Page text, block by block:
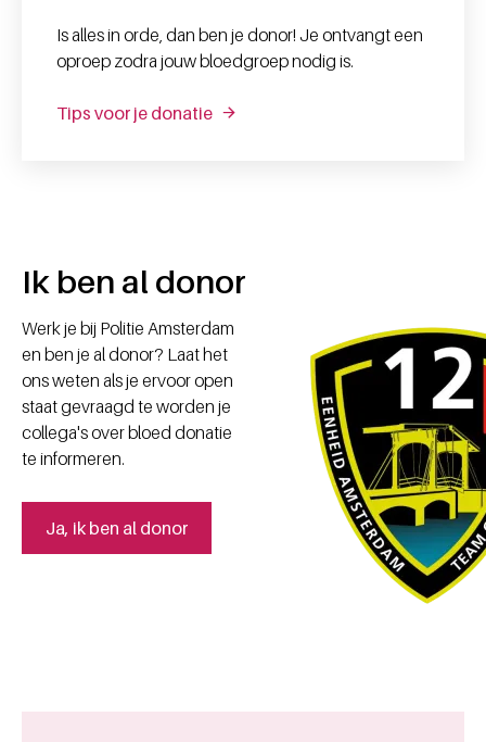
Is alles in orde, dan ben je donor! Je ontvangt een
oproep zodra jouw bloedgroep nodig is.
Tips voor je donatie
Ik ben al donor
Werk je bij Politie Amsterdam
en ben je al donor? Laat het
ons weten als je ervoor open
staat gevraagd te worden je
collega's over bloed donatie
te informeren.
Ja, ik ben al donor